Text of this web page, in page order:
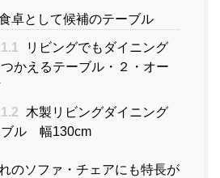
卓として候補のテーブル
リビングでもダイニング
かえるテーブル・２・オー
木製リビングダイニング
ブル 幅130cm
のソファ・チェアにも特長が